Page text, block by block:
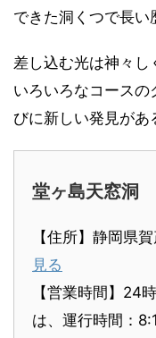
できた洞くつで長い
差し込む光は神々し
いろいろなコースの
びに新しい発見があ
堂ヶ島天窓洞
【住所】静岡県
見る
【営業時間】24
は、運行時間：